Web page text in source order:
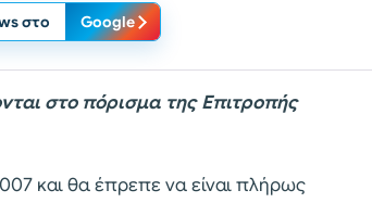
στο Google
στο πόρισμα της Επιτροπής
και θα έπρεπε να είναι πλήρως